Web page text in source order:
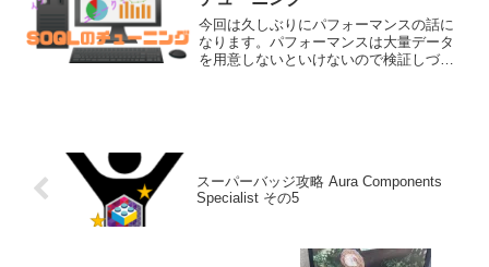
今回は久しぶりにパフォーマンスの話に
なります。パフォーマンスは大量データ
を用意しないといけないので検証しづら
スーパーバッジ攻略 Aura Components
Specialist その5